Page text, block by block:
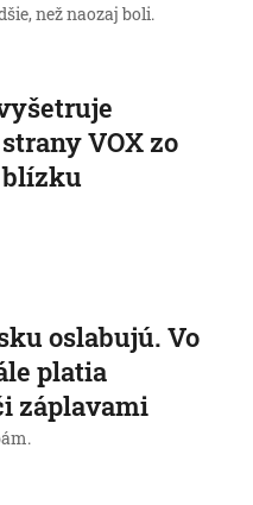
než naozaj boli.
VOX zo
blízku
oslabujú. Vo
platia
záplavami